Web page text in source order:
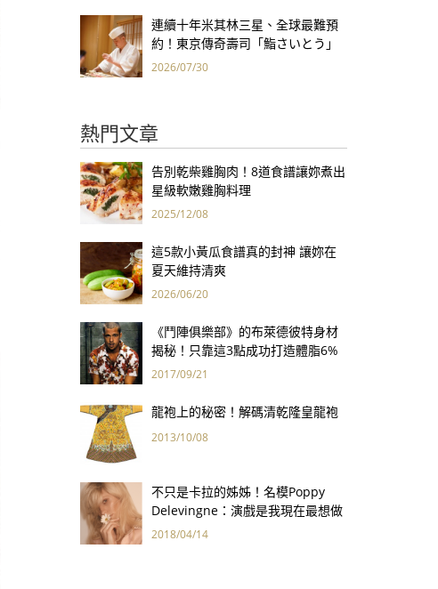
連續十年米其林三星、全球最難預
約！東京傳奇壽司「鮨さいとう」
為何破例首度來台？
2026/07/30
熱門文章
告別乾柴雞胸肉！8道食譜讓妳煮出
星級軟嫩雞胸料理
2025/12/08
這5款小黃瓜食譜真的封神 讓妳在
夏天維持清爽
2026/06/20
《鬥陣俱樂部》的布萊德彼特身材
揭秘！只靠這3點成功打造體脂6%
完美身材
2017/09/21
龍袍上的秘密！解碼清乾隆皇龍袍
2013/10/08
不只是卡拉的姊姊！名模Poppy
Delevingne：演戲是我現在最想做
的事
2018/04/14